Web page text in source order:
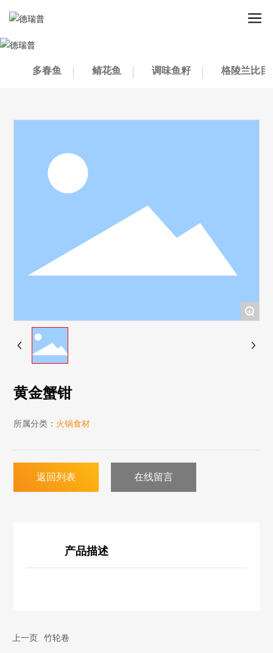
多春鱼 鲭花鱼 调味鱼籽 格陵兰比目
+
黄金蟹钳
所属分类： 火锅食材
返回列表 在线留言
产品描述
上一页 竹轮卷